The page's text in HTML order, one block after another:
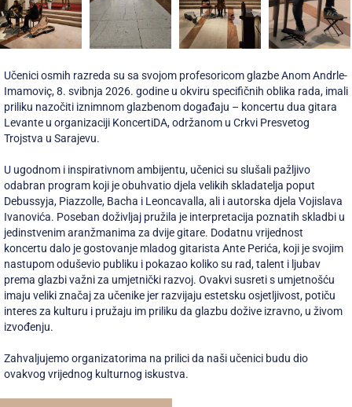
Učenici osmih razreda su sa svojom profesoricom glazbe Anom Andrle-
Imamoviç, 8. svibnja 2026. godine u okviru specifičnih oblika rada, imali
priliku nazočiti iznimnom glazbenom događaju – koncertu dua gitara
Levante u organizaciji KoncertiDA, održanom u Crkvi Presvetog
Trojstva u Sarajevu.
U ugodnom i inspirativnom ambijentu, učenici su slušali pažljivo
odabran program koji je obuhvatio djela velikih skladatelja poput
Debussyja, Piazzolle, Bacha i Leoncavalla, ali i autorska djela Vojislava
Ivanovića. Poseban doživljaj pružila je interpretacija poznatih skladbi u
jedinstvenim aranžmanima za dvije gitare. Dodatnu vrijednost
koncertu dalo je gostovanje mladog gitarista Ante Perića, koji je svojim
nastupom oduševio publiku i pokazao koliko su rad, talent i ljubav
prema glazbi važni za umjetnički razvoj. Ovakvi susreti s umjetnošću
imaju veliki značaj za učenike jer razvijaju estetsku osjetljivost, potiču
interes za kulturu i pružaju im priliku da glazbu dožive izravno, u živom
izvođenju.
Zahvaljujemo organizatorima na prilici da naši učenici budu dio
ovakvog vrijednog kulturnog iskustva.